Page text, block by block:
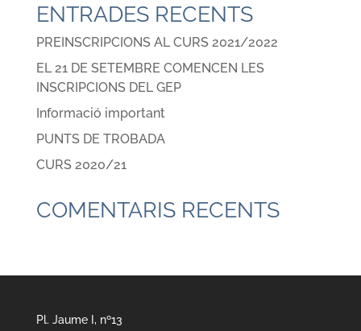
ENTRADES RECENTS
PREINSCRIPCIONS AL CURS 2021/2022
EL 21 DE SETEMBRE COMENCEN LES
INSCRIPCIONS DEL GEP
Informació important
PUNTS DE TROBADA
CURS 2020/21
COMENTARIS RECENTS
Pl. Jaume I, nº13